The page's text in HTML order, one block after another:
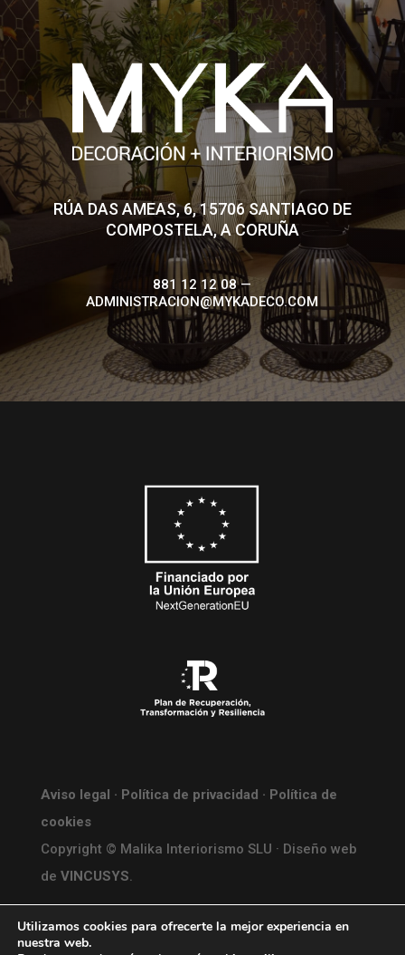
RÚA DAS AMEAS, 6, 15706 SANTIAGO DE
COMPOSTELA, A CORUÑA
881 12 12 08 —
ADMINISTRACION@MYKADECO.COM
Aviso legal · Política de privacidad · Política de
cookies
Copyright © Malika Interiorismo SLU · Diseño web
de VINCUSYS.
Utilizamos cookies para ofrecerte la mejor experiencia en
nuestra web.